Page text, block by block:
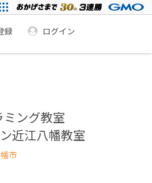
録 ログイン
ミング教室
近江八幡教室
市